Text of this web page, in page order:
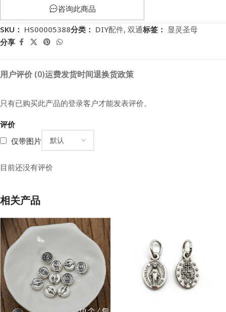
咨询此商品
SKU： HS00005388分类： DIY配件, 双通标签： 显灵圣母
分享
用户评价 (0)运费发货时间退换货政策
评价
仅带图片
目前还没有评价
只有已购买此产品的登录客户才能发表评价。
相关产品